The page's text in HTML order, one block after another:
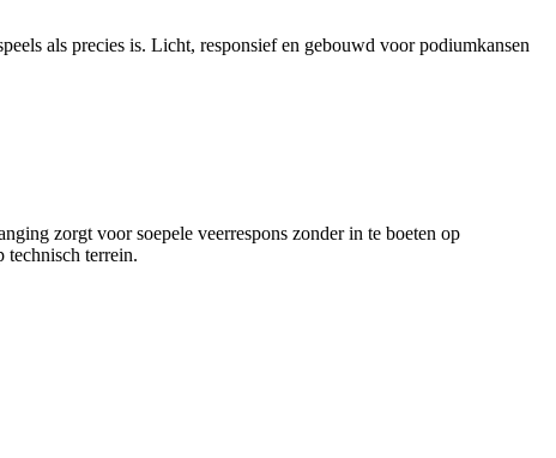
als precies is. Licht, responsief en gebouwd voor podiumkansen
zorgt voor soepele veerrespons zonder in te boeten op
technisch terrein.